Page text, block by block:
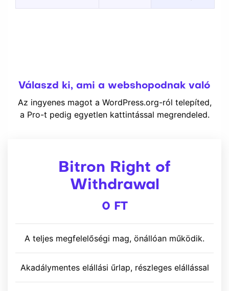
Válaszd ki, ami a webshopodnak való
Az ingyenes magot a WordPress.org-ról telepíted,
a Pro-t pedig egyetlen kattintással megrendeled.
Bitron Right of
Withdrawal
0 FT
A teljes megfelelőségi mag, önállóan működik.
Akadálymentes elállási űrlap, részleges elállással